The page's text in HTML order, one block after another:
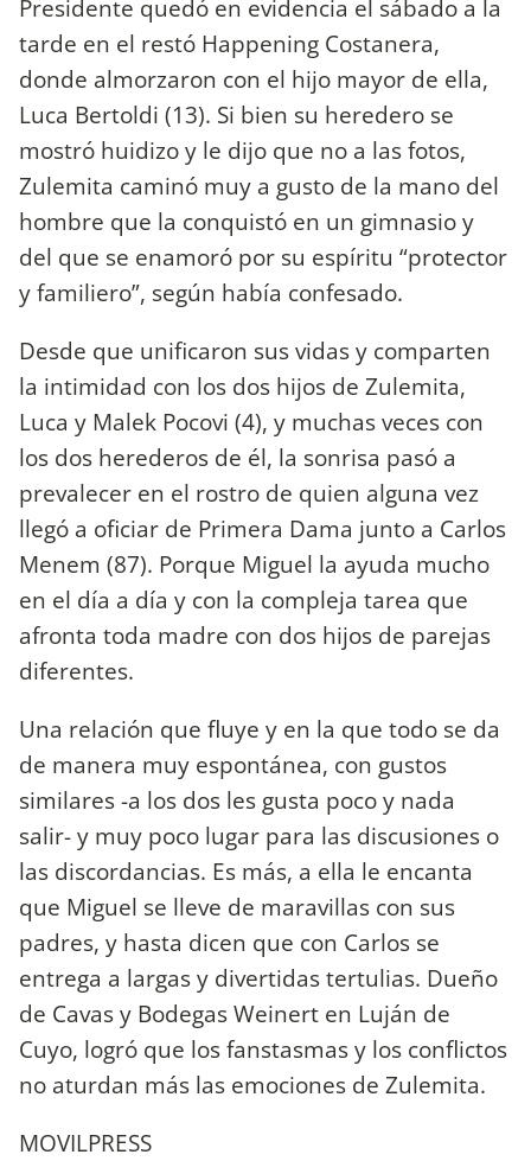
Presidente quedó en evidencia el sábado a la
tarde en el restó Happening Costanera,
donde almorzaron con el hijo mayor de ella,
Luca Bertoldi (13). Si bien su heredero se
mostró huidizo y le dijo que no a las fotos,
Zulemita caminó muy a gusto de la mano del
hombre que la conquistó en un gimnasio y
del que se enamoró por su espíritu “protector
y familiero”, según había confesado.
Desde que unificaron sus vidas y comparten
la intimidad con los dos hijos de Zulemita,
Luca y Malek Pocovi (4), y muchas veces con
los dos herederos de él, la sonrisa pasó a
prevalecer en el rostro de quien alguna vez
llegó a oficiar de Primera Dama junto a Carlos
Menem (87). Porque Miguel la ayuda mucho
en el día a día y con la compleja tarea que
afronta toda madre con dos hijos de parejas
diferentes.
Una relación que fluye y en la que todo se da
de manera muy espontánea, con gustos
similares -a los dos les gusta poco y nada
salir- y muy poco lugar para las discusiones o
las discordancias. Es más, a ella le encanta
que Miguel se lleve de maravillas con sus
padres, y hasta dicen que con Carlos se
entrega a largas y divertidas tertulias. Dueño
de Cavas y Bodegas Weinert en Luján de
Cuyo, logró que los fanstasmas y los conflictos
no aturdan más las emociones de Zulemita.
MOVILPRESS